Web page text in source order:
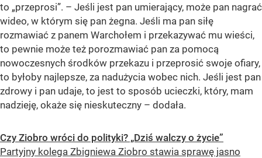
to „przeprosi”. – Jeśli jest pan umierający, może pan nagrać
wideo, w którym się pan żegna. Jeśli ma pan siłę
rozmawiać z panem Warchołem i przekazywać mu wieści,
to pewnie może też porozmawiać pan za pomocą
nowoczesnych środków przekazu i przeprosić swoje ofiary,
to byłoby najlepsze, za nadużycia wobec nich. Jeśli jest pan
zdrowy i pan udaje, to jest to sposób ucieczki, który, mam
nadzieję, okaże się nieskuteczny – dodała.
Czy Ziobro wróci do polityki? „Dziś walczy o życie”
Partyjny kolega Zbigniewa Ziobro stawia sprawę jasno